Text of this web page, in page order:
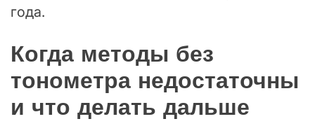
года.
Когда методы без
тонометра недостаточны
и что делать дальше